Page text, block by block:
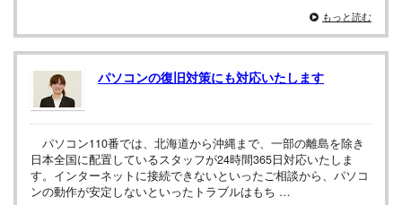
もっと読む
パソコンの復旧対策にも対応いたします
パソコン110番では、北海道から沖縄まで、一部の離島を除き
日本全国に配置しているスタッフが24時間365日対応いたしま
す。インターネットに接続できないといったご相談から、パソコ
ンの動作が安定しないといったトラブルはもち …